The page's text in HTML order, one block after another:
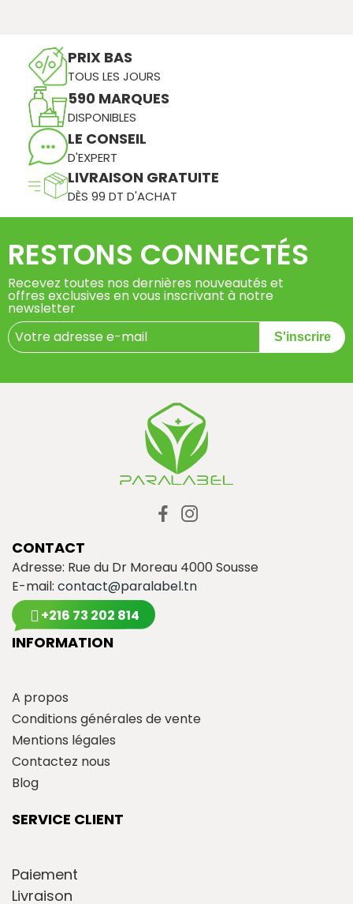
PRIX BAS
TOUS LES JOURS
590 MARQUES
DISPONIBLES
LE CONSEIL
D'EXPERT
LIVRAISON GRATUITE
DÈS 99 DT D'ACHAT
RESTONS CONNECTÉS
Recevez toutes nos dernières nouveautés et
offres exclusives en vous inscrivant à notre
newsletter
S'inscrire
CONTACT
Adresse: Rue du Dr Moreau 4000 Sousse
E-mail: contact@paralabel.tn
+216 73 202 814
INFORMATION
A propos
Conditions générales de vente
Mentions légales
Contactez nous
Blog
SERVICE CLIENT
Paiement
Livraison